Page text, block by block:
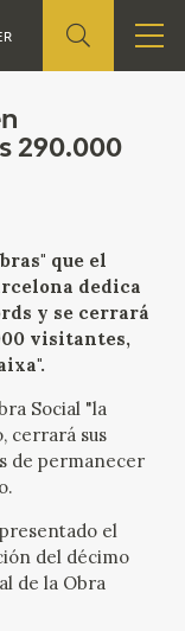
290.000
que el
dedica
y se cerrará
visitantes,
Social "la
cerrará sus
de permanecer
el
del décimo
de la Obra
La